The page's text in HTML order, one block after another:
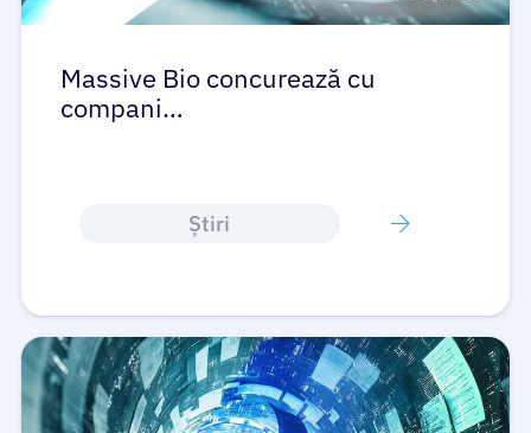
Massive Bio concurează cu
compani…
Ştiri